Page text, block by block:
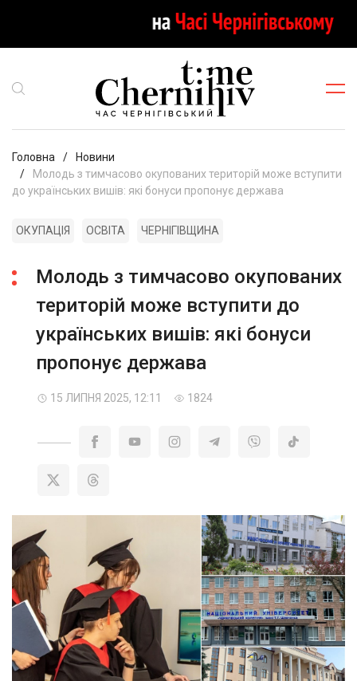
Головна
Новини
Молодь з тимчасово окупованих територій може вступити
до українських вишів: які бонуси пропонує держава
ОКУПАЦІЯ ОСВІТА ЧЕРНІГІВЩИНА
Молодь з тимчасово окупованих
територій може вступити до
українських вишів: які бонуси
пропонує держава
15 ЛИПНЯ 2025, 12:11 1824